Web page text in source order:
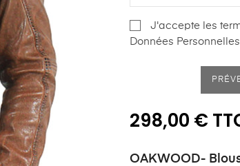
J'accepte les
Données
298,00 €
OAKWOOD-